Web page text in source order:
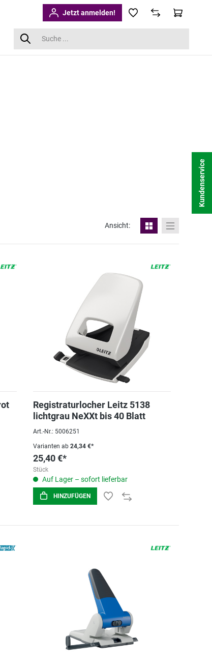
Jetzt anmelden!
Ansicht:
Registraturlocher Leitz 5138
lichtgrau NeXXt bis 40 Blatt
Art.-Nr.: 5006251
Varianten ab24,34 €*
25,40 €*
Stück
Auf Lager – sofort lieferbar
HINZUFÜGEN
Kundenservice